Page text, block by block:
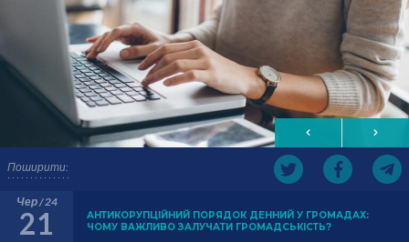
Поширити:
Чер / 24
21
АНТИКОРУПЦІЙНИЙ ПОРЯДОК ДЕННИЙ У ГРОМАДАХ:
ЧОМУ ВАЖЛИВО ЗАЛУЧАТИ ГРОМАДСЬКІСТЬ?